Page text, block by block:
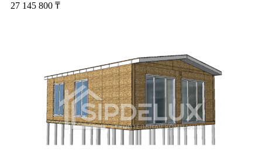
27 145 800 ₸